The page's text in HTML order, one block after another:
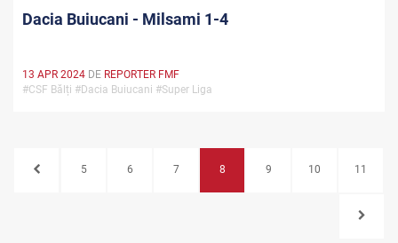
Dacia Buiucani - Milsami 1-4
13 APR 2024 DE REPORTER FMF
#CSF Bălți #Dacia Buiucani #Super Liga
5 6 7 8 9 10 11